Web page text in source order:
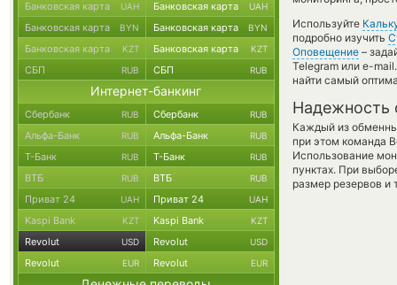
Используйте
подробно изучить
Оповещение –
Telegram или e-
найти самый
Надежность
Каждый из
при этом команда
Использование
пунктах. При
размер резервов и
Банковская карта UAH Банковская карта UAH
Банковская карта BYN Банковская карта BYN
Банковская карта KZT Банковская карта KZT
СБП RUB СБП RUB
Интернет-банкинг
Сбербанк RUB Сбербанк RUB
Альфа-Банк RUB Альфа-Банк RUB
Т-Банк RUB Т-Банк RUB
ВТБ RUB ВТБ RUB
Приват 24 UAH Приват 24 UAH
Kaspi Bank KZT Kaspi Bank KZT
Revolut USD Revolut USD
Revolut EUR Revolut EUR